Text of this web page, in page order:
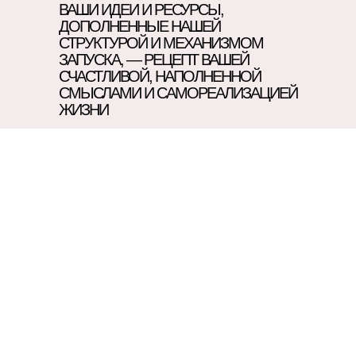
ВАШИ ИДЕИ И РЕСУРСЫ,
ДОПОЛНЕННЫЕ НАШЕЙ
СТРУКТУРОЙ И МЕХАНИЗМОМ
ЗАПУСКА, — РЕЦЕПТ ВАШЕЙ
СЧАСТЛИВОЙ, НАПОЛНЕННОЙ
СМЫСЛАМИ И САМОРЕАЛИЗАЦИЕЙ
ЖИЗНИ
ПРИКОСНОВЕНИЕ
Соприкасаюсь с
творчеством,
начинаю
приближаться к
себе